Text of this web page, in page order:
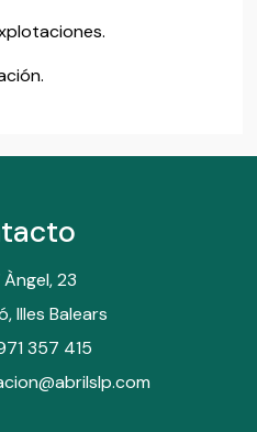
Àngel, 23
Illes Balears
357 415